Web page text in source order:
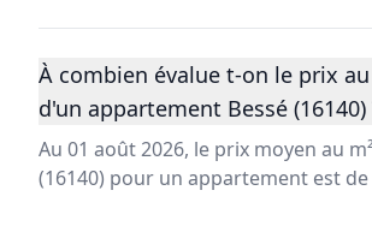
À combien évalue t-on le prix
d'un appartement Bessé (16140)
Au 01 août 2026, le prix moyen au
(16140) pour un appartement est de